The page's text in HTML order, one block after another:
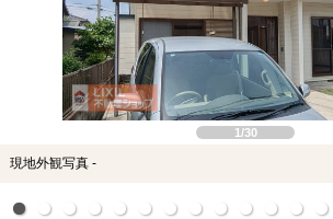
1/30
現地外観写真 -